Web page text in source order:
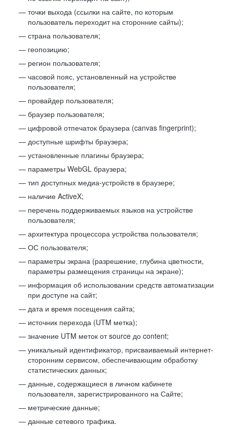
точки выхода (ссылки на сайте, по которым
пользователь переходит на сторонние сайты);
страна пользователя;
геопозицию;
регион пользователя;
часовой пояс, установленный на устройстве
пользователя;
провайдер пользователя;
браузер пользователя;
цифровой отпечаток браузера (canvas fingerprint);
доступные шрифты браузера;
установленные плагины браузера;
параметры WebGL браузера;
тип доступных медиа-устройств в браузере;
наличие ActiveX;
перечень поддерживаемых языков на устройстве
пользователя;
архитектура процессора устройства пользователя;
ОС пользователя;
параметры экрана (разрешение, глубина цветности,
параметры размещения страницы на экране);
информация об использовании средств автоматизации
при доступе на сайт;
дата и время посещения сайта;
источник перехода (UTM метка);
значение UTM меток от source до content;
уникальный идентификатор, присваиваемый интернет-
сторонним сервисом, обеспечивающим обработку
статистических данных;
данные, содержащиеся в личном кабинете
пользователя, зарегистрированного на Сайте;
метрические данные;
данные сетевого трафика.